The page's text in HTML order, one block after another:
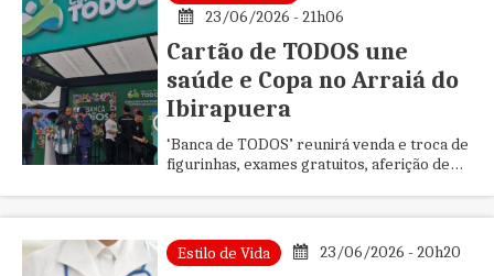
23/06/2026 - 21h06
Cartão de TODOS une
saúde e Copa no Arraiá do
Ibirapuera
‘Banca de TODOS’ reunirá venda e troca de
figurinhas, exames gratuitos, aferição de
Estilo de Vida 23/06/2026 - 20h20